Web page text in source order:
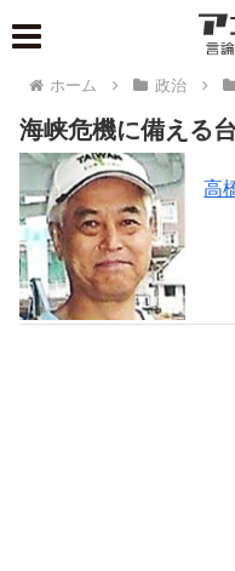
ホーム 政治
海峡危機に備える
高